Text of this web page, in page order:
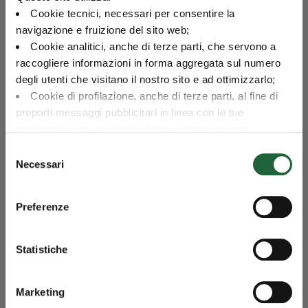
Cookie tecnici, necessari per consentire la
navigazione e fruizione del sito web;
Cookie analitici, anche di terze parti, che servono a
raccogliere informazioni in forma aggregata sul numero
degli utenti che visitano il nostro sito e ad ottimizzarlo;
Cookie di profilazione, anche di terze parti, al fine di
proporti messaggi pubblicitari in linea con le tue
in cui potrai modificare la tua scelta in qualsiasi momento
oppure puoi negare l'utilizzo di questi cookie cliccando su
delNecessari
Preferenze
Statistiche
Marketing
Commissioni di switch
Incidenza annuale dei costi in caso di
mantenimento del prodotto sino al periodo di
detenzione raccomandato
IBAN